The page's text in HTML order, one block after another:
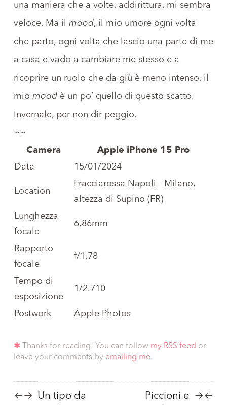
una maniera che a volte, addirittura, mi sembra
veloce. Ma il mood, il mio umore ogni volta
che parto, ogni volta che lascio una parte di me
a casa e vado a cambiare me stesso e a
ricoprire un ruolo che da giù è meno intenso, il
mio mood è un po’ quello di questo scatto.
Invernale, per non dir peggio.
~~
Camera
Apple iPhone 15 Pro
Data
15/01/2024
Location
Fracciarossa Napoli - Milano,
altezza di Supino (FR)
Lunghezza
focale
6,86mm
Rapporto
focale
f/1,78
Tempo di
esposizione
1/2.710
Postwork Apple Photos
✱ Thanks for reading! You can follow my RSS feed or
leave your comments by emailing me.
← → Un tipo da
Piccioni e → ←